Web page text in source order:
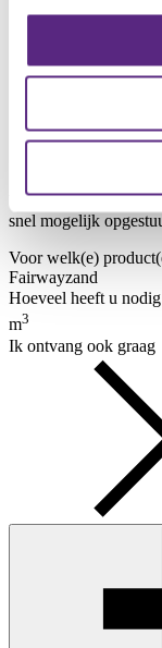
Geschikt voor
Goede
Bevordert
Breed
Vraag vrijblijvend
snel mogelijk
Voor welk(e)
Fairwayzand
Hoeveel heeft u
m3
Ik ontvang ook graag